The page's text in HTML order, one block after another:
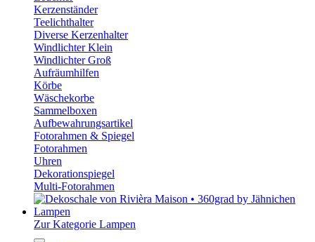
Kerzenständer
Teelichthalter
Diverse Kerzenhalter
Windlichter Klein
Windlichter Groß
Aufräumhilfen
Körbe
Wäschekorbe
Sammelboxen
Aufbewahrungsartikel
Fotorahmen & Spiegel
Fotorahmen
Uhren
Dekorationspiegel
Multi-Fotorahmen
Lampen
Zur Kategorie Lampen